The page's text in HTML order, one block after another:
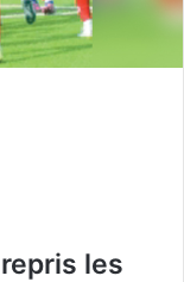
les